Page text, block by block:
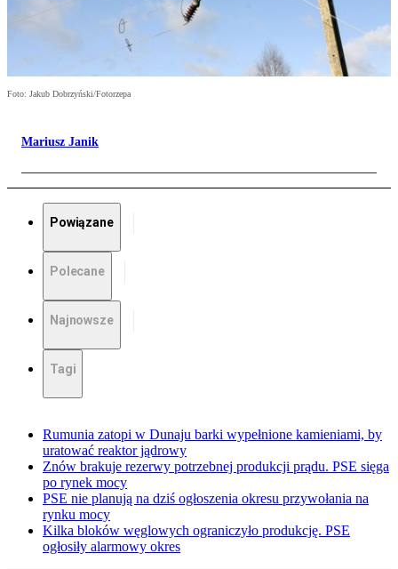
Foto: Jakub Dobrzyński/Fotorzepa
Mariusz Janik
Powiązane
Polecane
Najnowsze
Tagi
Rumunia zatopi w Dunaju barki wypełnione kamieniami, by
uratować reaktor jądrowy
Znów brakuje rezerwy potrzebnej produkcji prądu. PSE sięga
po rynek mocy
PSE nie planują na dziś ogłoszenia okresu przywołania na
rynku mocy
Kilka bloków węglowych ograniczyło produkcję. PSE
ogłosiły alarmowy okres